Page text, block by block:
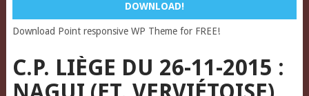
DOWNLOAD!
Download Point responsive WP Theme for FREE!
C.P. LIÈGE DU 26-11-2015 :